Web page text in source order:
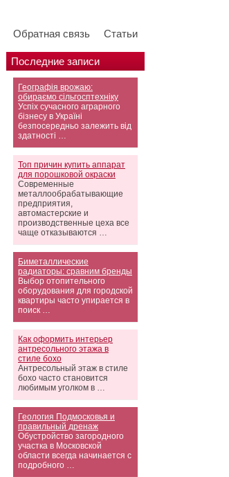
Обратная связь Статьи
Последние записи
Географія врожаю:
обираємо сільгосптехніку
Успіх сучасного аграрного
бізнесу в Україні
безпосередньо залежить від
здатності …
Топ причин купить аппарат
для порошковой окраски
Современные
металлообрабатывающие
предприятия,
автомастерские и
производственные цеха все
чаще отказываются …
Биметаллические
радиаторы: сравним бренды
Выбор отопительного
оборудования для городской
квартиры часто упирается в
поиск …
Как оформить интерьер
антресольного этажа в
стиле бохо
Антресольный этаж в стиле
бохо часто становится
любимым уголком в …
Геология Подмосковья и
правильный дренаж
Обустройство загородного
участка в Московской
области всегда начинается с
подробного …